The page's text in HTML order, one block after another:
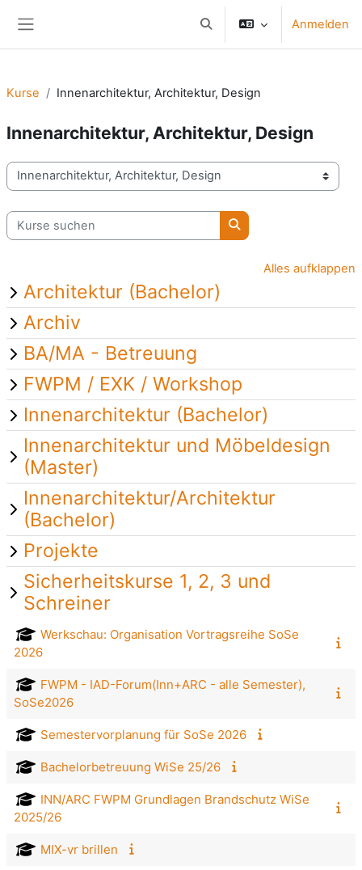
Sucheingabe umschalten
Anmelden
Kurse Innenarchitektur, Architektur, Design
Innenarchitektur, Architektur, Design
Kursbereiche
Kurse suchen
Kurse suchen
Alles aufklappen
Architektur (Bachelor)
Archiv
BA/MA - Betreuung
FWPM / EXK / Workshop
Innenarchitektur (Bachelor)
Innenarchitektur und Möbeldesign
(Master)
Innenarchitektur/Architektur
(Bachelor)
Projekte
Sicherheitskurse 1, 2, 3 und
Schreiner
Werkschau: Organisation Vortragsreihe SoSe
2026
FWPM - IAD-Forum(Inn+ARC - alle Semester),
SoSe2026
Semestervorplanung für SoSe 2026
Bachelorbetreuung WiSe 25/26
INN/ARC FWPM Grundlagen Brandschutz WiSe
2025/26
MIX-vr brillen